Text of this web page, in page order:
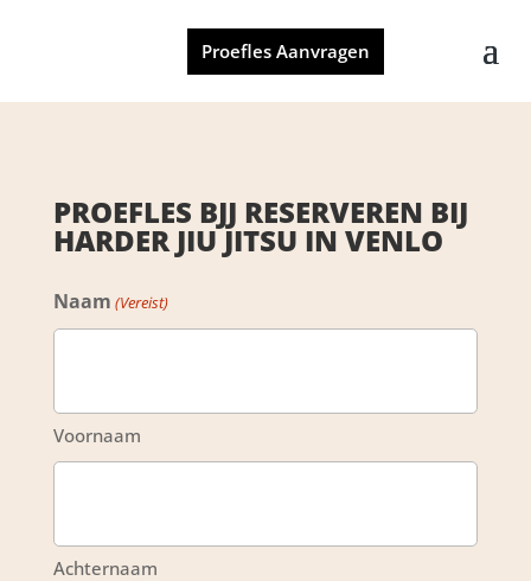
Proefles Aanvragen
PROEFLES BJJ RESERVEREN BIJ
HARDER JIU JITSU IN VENLO
Naam (Vereist)
Voornaam
Achternaam